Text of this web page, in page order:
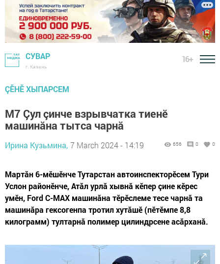
СУВАР
г. Казань
16+
ÇӖНӖ ХЫПАРСЕМ
М7 Çул çинче взрывчатка тиенӗ
машинăна тытса чарнă
Ирина Кузьмина, 7 March 2024 - 14:19 656 0 0
Мартăн 6-мӗшӗнче Тутарстан автоинспекторӗсем Тури
Услон районӗнче, Атăл урлă хывнă кӗпер çине кӗрес
умӗн, Ford C-MAX машинăна тӗрӗслеме тесе чарнă та
машинăра гексогенпа тротил хутăшӗ (пӗтӗмпе 8,8
килограмм) тултарнă полимер цилиндрсене асăрханă.